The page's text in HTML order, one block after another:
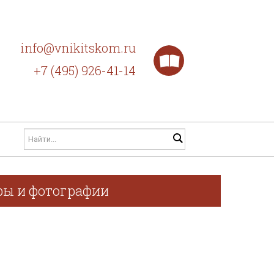
info@vnikitskom.ru
+7 (495) 926-41-14
и фотографии